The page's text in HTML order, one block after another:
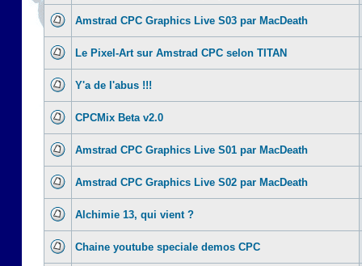
Amstrad CPC Graphics Live S03 par MacDeath
Le Pixel-Art sur Amstrad CPC selon TITAN
Y'a de l'abus !!!
CPCMix Beta v2.0
Amstrad CPC Graphics Live S01 par MacDeath
Amstrad CPC Graphics Live S02 par MacDeath
Alchimie 13, qui vient ?
Chaine youtube speciale demos CPC